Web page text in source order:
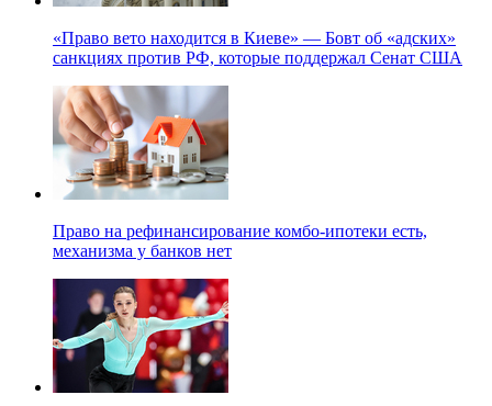
«Право вето находится в Киеве» — Бовт об «адских»
санкциях против РФ, которые поддержал Сенат США
Право на рефинансирование комбо-ипотеки есть,
механизма у банков нет